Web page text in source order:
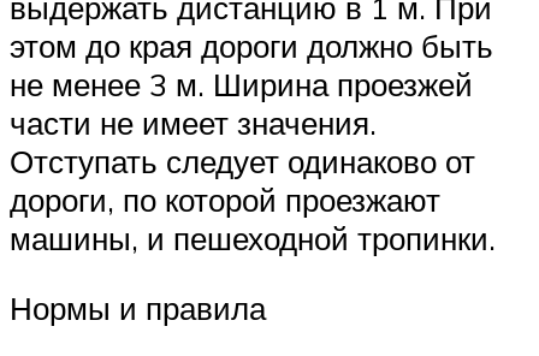
этом до края дороги должно быть
не менее 3 м. Ширина проезжей
части не имеет значения.
Отступать следует одинаково от
дороги, по которой проезжают
машины, и пешеходной тропинки.
Нормы и правила